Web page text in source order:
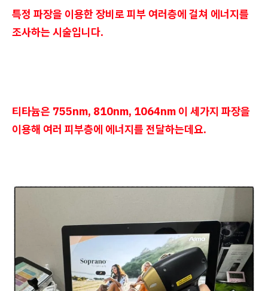
특정 파장을 이용한 장비로 피부 여러층에 걸쳐 에너지를
조사하는 시술입니다.
티타늄은 755nm, 810nm, 1064nm 이 세가지 파장을
이용해 여러 피부층에 에너지를 전달하는데요.